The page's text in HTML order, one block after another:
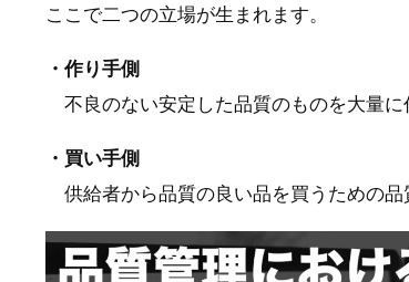
ここで二つの立場が生まれます。
・作り手側
不良のない安定した品質のものを大量に
・買い手側
供給者から品質の良い品を買うための品